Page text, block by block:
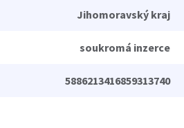
Jihomoravský kraj
soukromá inzerce
5886213416859313740